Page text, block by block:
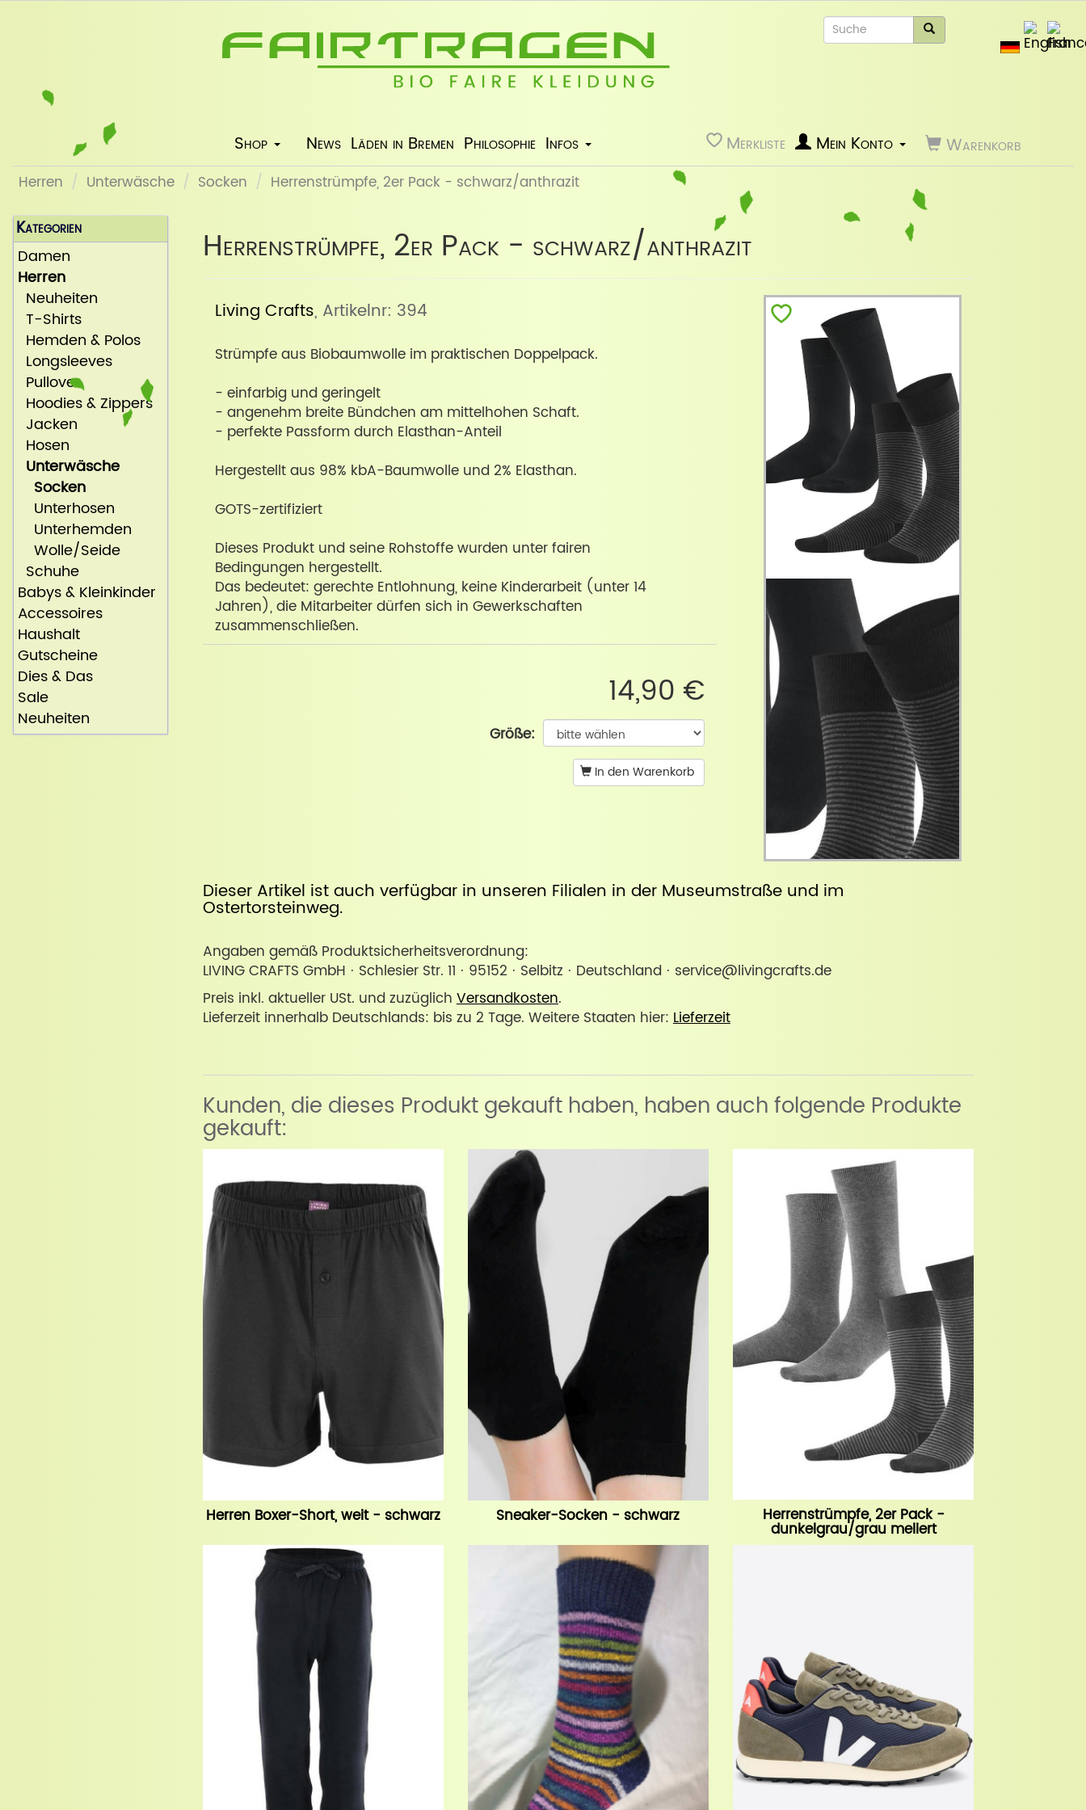
Shop News Läden in Bremen Philosophie Infos Merkliste Warenkorb
Mein Konto
Herren Unterwäsche Socken Herrenstrümpfe, 2er Pack - schwarz/anthrazit
Herrenstrümpfe, 2er Pack - schwarz/anthrazit
Living Crafts, Artikelnr: 394
Strümpfe aus Biobaumwolle im praktischen Doppelpack.
- einfarbig und geringelt
- angenehm breite Bündchen am mittelhohen Schaft.
- perfekte Passform durch Elasthan-Anteil
Hergestellt aus 98% kbA-Baumwolle und 2% Elasthan.
GOTS-zertifiziert
Dieses Produkt und seine Rohstoffe wurden unter fairen
Bedingungen hergestellt.
Das bedeutet: gerechte Entlohnung, keine Kinderarbeit (unter 14
Jahren), die Mitarbeiter dürfen sich in Gewerkschaften
zusammenschließen.
14,90 €
Größe:
In den Warenkorb
Dieser Artikel ist auch verfügbar in unseren Filialen in der Museumstraßeund im
Ostertorsteinweg.
Angaben gemäß Produktsicherheitsverordnung:
LIVING CRAFTS GmbH · Schlesier Str. 11 · 95152 · Selbitz · Deutschland · service@livingcrafts.de
Preis inkl. aktueller USt. und zuzüglichVersandkosten.
Lieferzeit innerhalb Deutschlands: bis zu 2 Tage. Weitere Staaten hier:Lieferzeit
Kunden, die dieses Produkt gekauft haben, haben auch folgende Produkte
gekauft:
Herren Boxer-Short, weit - schwarz Sneaker-Socken - schwarz Herrenstrümpfe, 2er Pack -
dunkelgrau/grau meliert
Kategorien
Damen
Herren
Neuheiten
T-Shirts
Hemden & Polos
Longsleeves
Pullover
Hoodies & Zippers
Jacken
Hosen
Unterwäsche
Socken
Unterhosen
Unterhemden
Wolle/Seide
Schuhe
Babys & Kleinkinder
Accessoires
Haushalt
Gutscheine
Dies & Das
Sale
Neuheiten